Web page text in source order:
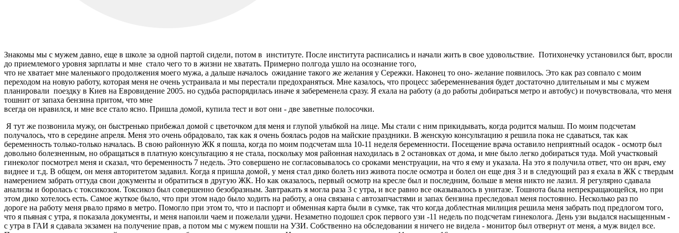
Знакомы мы с мужем давно, еще в школе за одной партой сидели, потом в институте. После института расписались и начали жить в свое удовольствие. Потихонечку установился быт, вросли
до приемлемого уровня зарплаты и мне стало чего то в жизни не хватать. Примерно полгода ушло на осознание того,
что не хватает мне маленького продолжения моего мужа, а дальше началось ожидание такого же желания у Сережки. Наконец то оно- желание появилось. Это как раз совпало с моим
переходом на новую работу, которая меня не очень устраивала и мы перестали предохраняться. Мне казалось, что процесс забеременневания будет достаточно длительным и мы с мужем
планировали поездку в Киев на Евровидение 2005. но судьба распорядилась иначе я забеременела сразу. Я ехала на работу (а до работы добираться метро и автобус) и почувствовала, что меня
тошнит от запаха бензина притом, что мне
всегда он нравился, и мне все стало ясно. Пришла домой, купила тест и вот они - две заветные полосочки.
Я тут же позвонила мужу, он быстренько прибежал домой с цветочком для меня и глупой улыбкой на лице. Мы стали с ним прикидывать, когда родится малыш. По моим подсчетам
получалось, что в середине апреля. Меня это очень обрадовало, так как я очень боялась родов на майские праздники. В женскую консультацию я решила пока не сдаваться, так как
беременность только-только началась. В свою районную ЖК я пошла, когда по моим подсчетам шла 10-11 неделя беременности. Посещение врача оставило неприятный осадок - осмотр был
довольно болезненным, но обращаться в платную консультацию я не стала, поскольку моя районная находилась в 2 остановках от дома, и мне было легко добираться туда. Мой участковый
гинеколог посмотрел меня и сказал, что беременность 7 недель. Это совершено не согласовывалось со сроками менструации, на что я ему и указала. На это я получила ответ, что он врач, ему
виднее и т.д. В общем, он меня авторитетом задавил. Когда я пришла домой, у меня стал дико болеть низ живота после осмотра и болел он еще дня 3 и в следующий раз я ехала в ЖК с твердым
намерением забрать оттуда свои документы и обратиться в другую ЖК. Но как оказалось, первый осмотр на кресле был и последним, больше в меня никто не лазил. Я регулярно сдавала
анализы и боролась с токсикозом. Токсикоз был совершенно безобразным. Завтракать я могла раза 3 с утра, и все равно все оказывалось в унитазе. Тошнота была непрекращающейся, но при
этом дико хотелось есть. Самое жуткое было, что при этом надо было ходить на работу, а она связана с автозапчастями и запах бензина преследовал меня постоянно. Несколько раз по
дороге на работу меня рвало прямо в метро. Помогло при этом то, что и паспорт и обменная карта были в сумке, так что когда доблестная милиция решила меня забрать под предлогом того,
что я пьяная с утра, я показала документы, и меня напоили чаем и пожелали удачи. Незаметно подошел срок первого узи -11 недель по подсчетам гинеколога. День узи выдался насыщенным -
с утра в ГАИ я сдавала экзамен на получение прав, а потом мы с мужем пошли на УЗИ. Собственно на обследовании я ничего не видела - монитор был отвернут от меня, а муж видел все.